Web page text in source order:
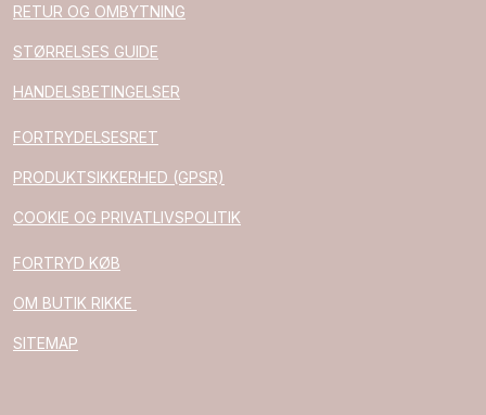
RETUR OG OMBYTNING
STØRRELSES GUIDE
HANDELSBETINGELSER
FORTRYDELSESRET
PRODUKTSIKKERHED (GPSR)
COOKIE OG PRIVATLIVSPOLITIK
FORTRYD KØB
OM BUTIK RIKKE
SITEMAP